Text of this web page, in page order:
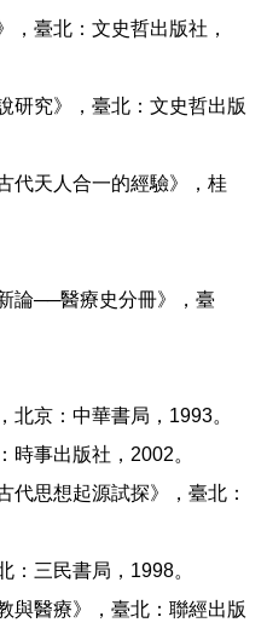
，臺北：文史哲出版社，
研究》，臺北：文史哲出版
代天人合一的經驗》，桂
論──醫療史分冊》，臺
北京：中華書局，1993。
時事出版社，2002。
代思想起源試探》，臺北：
：三民書局，1998。
與醫療》，臺北：聯經出版